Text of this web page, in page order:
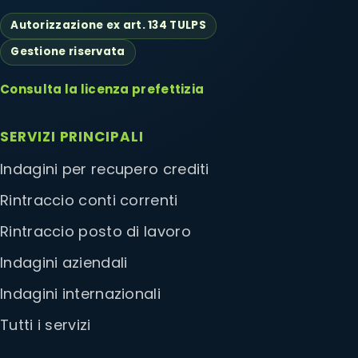
Autorizzazione ex art. 134 TULPS
Gestione riservata
Consulta la licenza prefettizia
SERVIZI PRINCIPALI
Indagini per recupero crediti
Rintraccio conti correnti
Rintraccio posto di lavoro
Indagini aziendali
Indagini internazionali
Tutti i servizi